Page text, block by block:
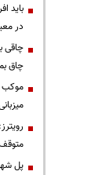
باید
در
چاقی
چاق